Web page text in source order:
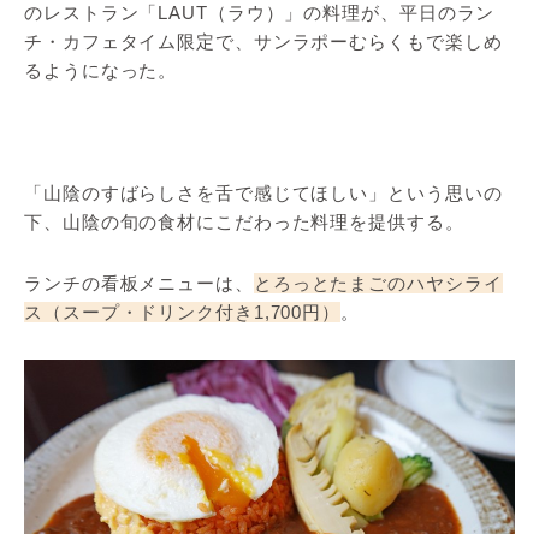
のレストラン「LAUT（ラウ）」の料理が、平日のラン
チ・カフェタイム限定で、サンラポーむらくもで楽しめ
るようになった。
「山陰のすばらしさを舌で感じてほしい」という思いの
下、山陰の旬の食材にこだわった料理を提供する。
ランチの看板メニューは、
とろっとたまごのハヤシライ
ス（スープ・ドリンク付き1,700円）
。